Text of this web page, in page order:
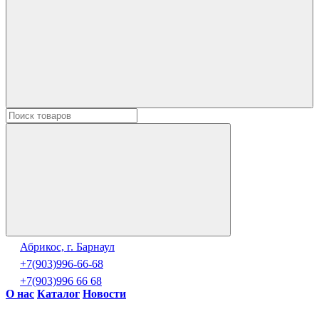
Абрикос, г. Барнаул
+7(903)996-66-68
+7(903)996 66 68
О нас Каталог Новости